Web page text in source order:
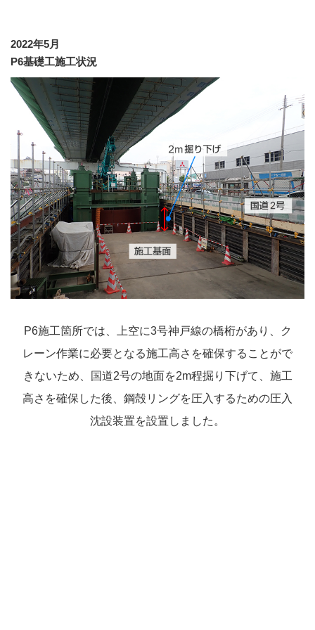
2022年5月
P6基礎工施工状況
P6施工箇所では、上空に3号神戸線の橋桁があり、
ク
レーン作業に必要となる施工高さを確保することがで
きないため、
国道2号の地面を2m程掘り下げて、施工
高さを確保した後、 鋼殻リングを圧入するための圧入
沈設装置を設置しました。